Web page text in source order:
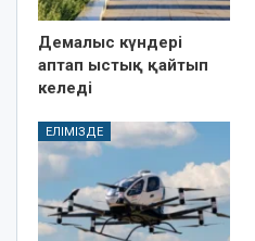
Демалыс күндері
аптап ыстық қайтып
келеді
ЕЛІМІЗДЕ